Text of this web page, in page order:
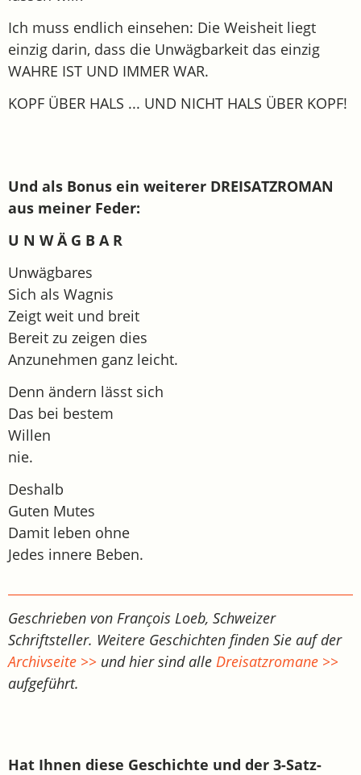
Ich muss endlich einsehen: Die Weisheit liegt
einzig darin, dass die Unwägbarkeit das einzig
WAHRE IST UND IMMER WAR.
KOPF ÜBER HALS ... UND NICHT HALS ÜBER KOPF!
Und als Bonus ein weiterer DREISATZROMAN
aus meiner Feder:
U N W Ä G B A R
Unwägbares
Sich als Wagnis
Zeigt weit und breit
Bereit zu zeigen dies
Anzunehmen ganz leicht.
Denn ändern lässt sich
Das bei bestem
Willen
nie.
Deshalb
Guten Mutes
Damit leben ohne
Jedes innere Beben.
Geschrieben von François Loeb, Schweizer
Schriftsteller. Weitere Geschichten finden Sie auf der
Archivseite >> und hier sind alleDreisatzromane >>
aufgeführt.
Hat Ihnen diese Geschichte und der 3-Satz-